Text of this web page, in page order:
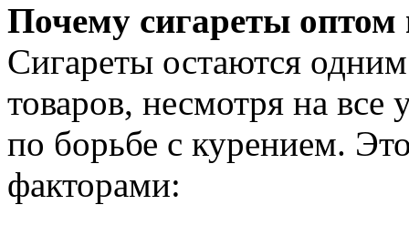
Почему сигареты оптом
Сигареты остаются
товаров, несмотря на
по борьбе с курением.
факторами: